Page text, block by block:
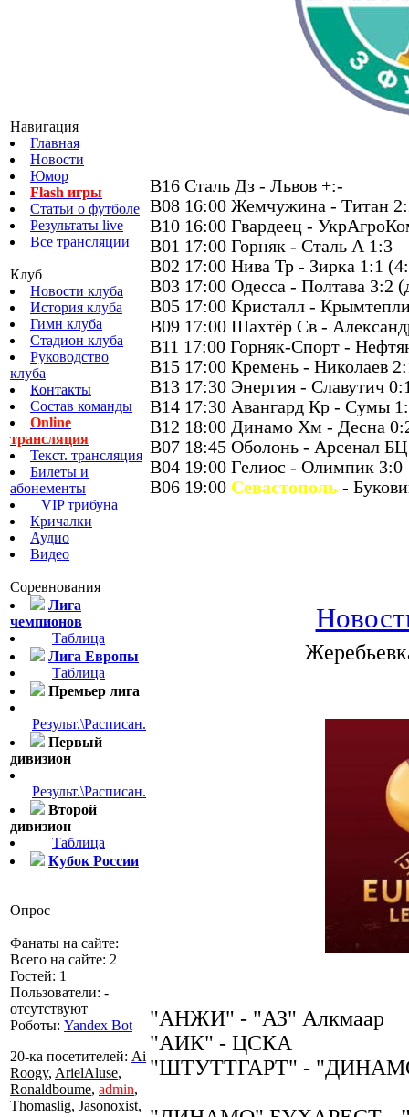
Навигация
Главная
Новости
Юмор
Flash игры
Статьи о футболе
Результаты live
Все трансляции
Клуб
Новости клуба
История клуба
Гимн клуба
Стадион клуба
Руководство
клуба
Контакты
Состав команды
Online
трансляция
Текст. трансляция
Билеты и
абонементы
VIP трибуна
Кричалки
Аудио
Видео
Соревнования
Лига
чемпионов
Таблица
Лига Европы
Таблица
Премьер лига
Результ.\Расписан.
Первый
дивизион
Результ.\Расписан.
Второй
дивизион
Таблица
Кубок России
Опрос
Фанаты на сайте:
Всего на сайте: 2
Гостей: 1
Пользователи: -
отсутствуют
Роботы: Yandex Bot
20-ка посетителей: Ai
Roogy, ArielAluse,
Ronaldboume, admin,
Thomaslig, Jasonoxist,
B16 Сталь Дз - Львов +:-
B08 16:00 Жемчужина - Титан
B10 16:00 Гвардеец -
B01 17:00 Горняк - Сталь А 1:3
B02 17:00 Нива Тр - Зирка 1:1
B03 17:00 Одесса - Полтава 3:2
B05 17:00 Кристалл -
B09 17:00 Шахтёр Св -
B11 17:00 Горняк-Спорт -
B15 17:00 Кремень - Николаев
B13 17:30 Энергия - Славутич
B14 17:30 Авангард Кр - Сумы
B12 18:00 Динамо Хм - Десна
B07 18:45 Оболонь - Арсенал
B04 19:00 Гелиос - Олимпик 3:0
B06 19:00 Севастополь -
"АНЖИ" - "АЗ" Алкмаар
"АИК" - ЦСКА
"ШТУТТГАРТ" -